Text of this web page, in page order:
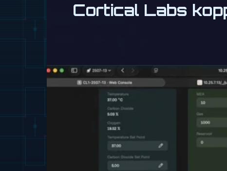
Cortical Labs